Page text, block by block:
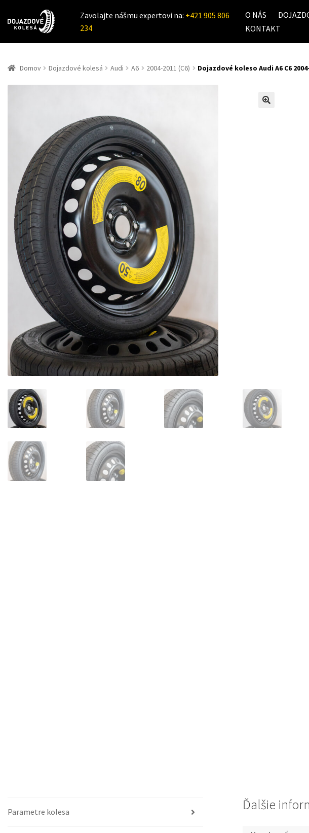
Zavolajte nášmu expertovi na: +421 905 806
234
O NÁS
KONTAKT
Domov Dojazdové kolesá Audi A6 2004-2011 (C6) Dojazdové koleso Audi A6 C6
Parametre kolesa Ďalšie